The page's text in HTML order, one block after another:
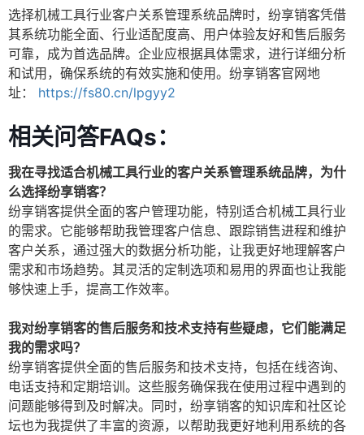
选择机械工具行业客户关系管理系统品牌时，纷享销客凭借
其系统功能全面、行业适配度高、用户体验友好和售后服务
可靠，成为首选品牌。企业应根据具体需求，进行详细分析
和试用，确保系统的有效实施和使用。纷享销客官网地
址：
https://fs80.cn/lpgyy2
相关问答FAQs：
我在寻找适合机械工具行业的客户关系管理系统品牌，为什
么选择纷享销客？
纷享销客提供全面的客户管理功能，特别适合机械工具行业
的需求。它能够帮助我管理客户信息、跟踪销售进程和维护
客户关系，通过强大的数据分析功能，让我更好地理解客户
需求和市场趋势。其灵活的定制选项和易用的界面也让我能
够快速上手，提高工作效率。
我对纷享销客的售后服务和技术支持有些疑虑，它们能满足
我的需求吗？
纷享销客提供全面的售后服务和技术支持，包括在线咨询、
电话支持和定期培训。这些服务确保我在使用过程中遇到的
问题能够得到及时解决。同时，纷享销客的知识库和社区论
坛也为我提供了丰富的资源，以帮助我更好地利用系统的各